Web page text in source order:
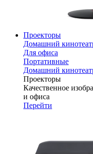
Проекторы
Домашний
Для офиса
Портативные
Домашний
Проекторы
Качественное
и офиса
Перейти